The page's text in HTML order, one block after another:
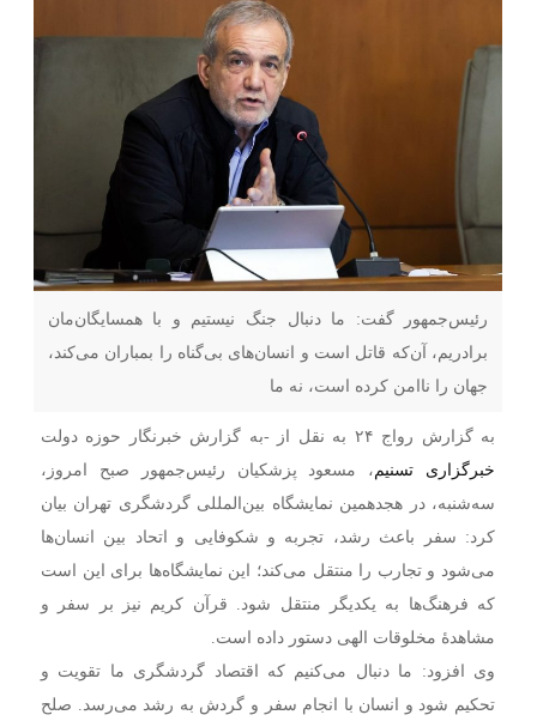
رئیس‌جمهور گفت: ما دنبال جنگ نیستیم و با همسایگان‌مان
برادریم، آن‌که قاتل است و انسان‌های بی‌گناه را بمباران می‌کند،
جهان را ناامن کرده است، نه ما
به گزارش رواج ۲۴ به نقل از -به گزارش خبرنگار حوزه دولت
خبرگزاری تسنیم، مسعود پزشکیان رئیس‌جمهور صبح امروز،
سه‌شنبه، در هجدهمین نمایشگاه بین‌المللی گردشگری تهران بیان
کرد: سفر باعث رشد، تجربه و شکوفایی و اتحاد بین انسان‌ها
می‌شود و تجارب را منتقل می‌کند؛ این نمایشگاه‌ها برای این است
که فرهنگ‌ها به یکدیگر منتقل شود. قرآن کریم نیز بر سفر و
مشاهدۀ مخلوقات الهی دستور داده است.
وی افزود: ما دنبال می‌کنیم که اقتصاد گردشگری ما تقویت و
تحکیم شود و انسان با انجام سفر و گردش به رشد می‌رسد. صلح